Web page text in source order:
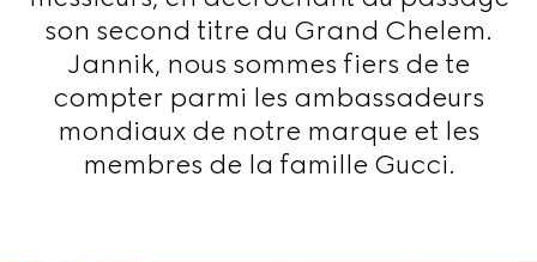
son second titre du Grand Chelem.
Jannik, nous sommes fiers de te
compter parmi les ambassadeurs
mondiaux de notre marque et les
membres de la famille Gucci.